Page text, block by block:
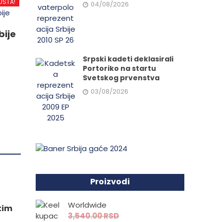
04/08/2026
Srpski kadeti deklasirali
Portoriko na startu
Svetskog prvenstva
03/08/2026
Proizvodi
Worldwide
3,540.00RSD